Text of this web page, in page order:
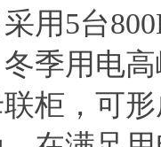
用5台
季用电
柜，可